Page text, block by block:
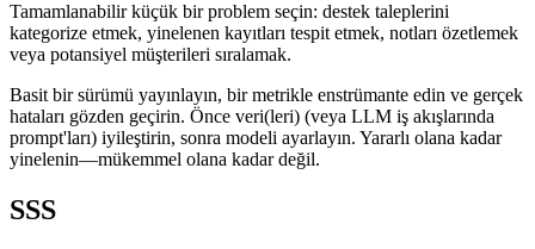
Tamamlanabilir küçük bir problem seçin: destek taleplerini
kategorize etmek, yinelenen kayıtları tespit etmek, notları özetlemek
veya potansiyel müşterileri sıralamak.
Basit bir sürümü yayınlayın, bir metrikle enstrümante edin ve gerçek
hataları gözden geçirin. Önce veri(leri) (veya LLM iş akışlarında
prompt'ları) iyileştirin, sonra modeli ayarlayın. Yararlı olana kadar
yinelenin—mükemmel olana kadar değil.
SSS